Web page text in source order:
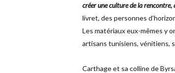
créer une culture de la rencontre,
livret, des personnes
Les matériaux eux-mêmes y
artisans tunisiens, vénitiens,
Carthage et sa colline de